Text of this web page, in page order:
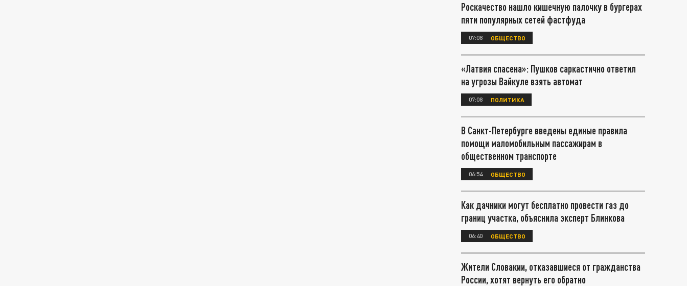
Роскачество нашло кишечную палочку в бургерах
пяти популярных сетей фастфуда
07:08 ОБЩЕСТВО
«Латвия спасена»: Пушков саркастично ответил
на угрозы Вайкуле взять автомат
07:08 ПОЛИТИКА
В Санкт-Петербурге введены единые правила
помощи маломобильным пассажирам в
общественном транспорте
06:54 ОБЩЕСТВО
Как дачники могут бесплатно провести газ до
границ участка, объяснила эксперт Блинкова
06:40 ОБЩЕСТВО
Жители Словакии, отказавшиеся от гражданства
России, хотят вернуть его обратно